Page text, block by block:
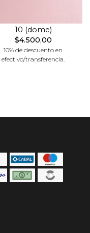
10 (dome)
$4.500,00
10% de descuento en
efectivo/transferencia.